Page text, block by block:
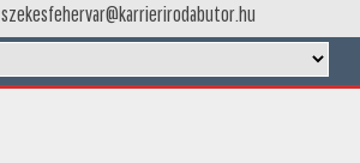
szekesfehervar@karrierirodabutor.hu